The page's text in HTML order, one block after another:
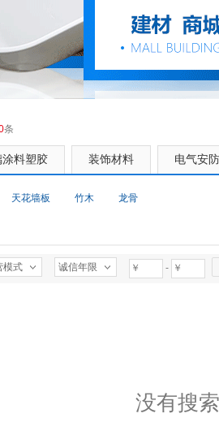
条
涂料塑胶 装饰材料 电气安
天花墙板 竹木 龙骨
模式 诚信年限 -
没有搜